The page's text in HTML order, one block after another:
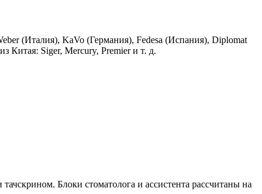
(Италия), KaVo (Германия), Fedesa (Испания), Diplomat
Китая: Siger, Mercury, Premier и т. д.
Блоки стоматолога и ассистента рассчитаны на